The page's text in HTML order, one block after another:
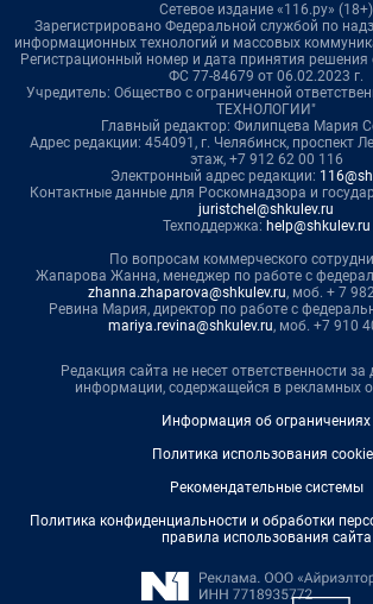
Сетевое издание «116.ру» (18+)
Зарегистрировано Федеральной службой по
информационных технологий и массовых
Регистрационный номер и дата принятия
ФС 77-84679 от 06.02.2023 г.
Учредитель: Общество с ограниченной
ТЕХНОЛОГИИ"
Главный редактор: Филипцева Мария
Адрес редакции: 454091, г. Челябинск, проспект
этаж, +7 912 62 00 116
Электронный адрес редакции:
Контактные данные для Роскомнадзора и
juristchel@shkulev.ru
Техподдержка: help@shkulev.ru
По вопросам коммерческого
Жапарова Жанна, менеджер по работе с
zhanna.zhaparova@shkulev.ru, моб. + 7
Ревина Мария, директор по работе с
mariya.revina@shkulev.ru, моб. +7 910
Редакция сайта не несет ответственности за
информации, содержащейся в рекламных
Информация об ограничениях
Политика использования
Рекомендательные системы
Политика конфиденциальности и обработки
правила использования сайта